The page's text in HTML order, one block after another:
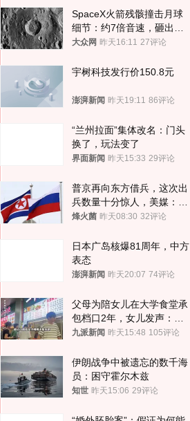
SpaceX火箭残骸撞击月球
细节：约7倍音速，砸出直
径约30米撞击坑
大众网 昨天16:11 27评论
宇树科技发行价150.8元
澎湃新闻 昨天19:11 86评论
“兰州拉面”集体改名：门头
换了，玩法变了
界面新闻 昨天15:33 29评论
普京再向东方借兵，这次出
兵数量十分惊人，美媒：俄
朝要动真格？
烽火菌 昨天08:30 32评论
日本广岛核爆81周年，中方
表态
澎湃新闻 昨天20:07 74评论
父母为陪女儿在大学食堂承
包档口2年，女儿发声：初
衷是为了陪伴，毕业后将不
九派新闻 昨天15:48 105评论
伊朗战争中被遗忘的数千海
员：困守霍尔木兹
知世 昨天15:06 29评论